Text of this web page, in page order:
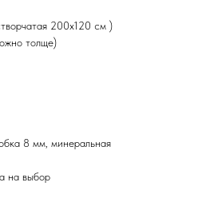
200х120 см )
толще)
8 мм, минеральная
на выбор